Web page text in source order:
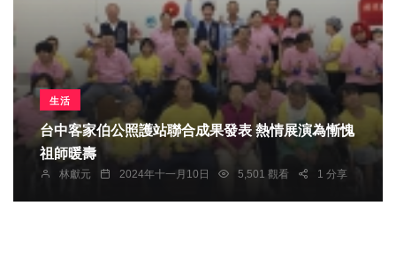
生活
台中客家伯公照護站聯合成果發表 熱情展演為慚愧
祖師暖壽
林獻元 2024年十一月10日 5,501 觀看 1 分享